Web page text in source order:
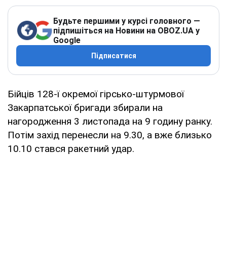
Будьте першими у курсі головного —
підпишіться на Новини на OBOZ.UA у
Google
Підписатися
Бійців 128-ї окремої гірсько-штурмової
Закарпатської бригади збирали на
нагородження 3 листопада на 9 годину ранку.
Потім захід перенесли на 9.30, а вже близько
10.10 стався ракетний удар.